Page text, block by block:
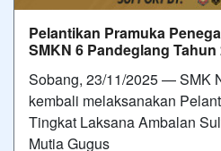
Pelantikan Pramuka
SMKN 6 Pandeglang Tahun
Sobang, 23/11/2025 — SMK
kembali melaksanakan
Tingkat Laksana Ambalan
Mutia Gugus